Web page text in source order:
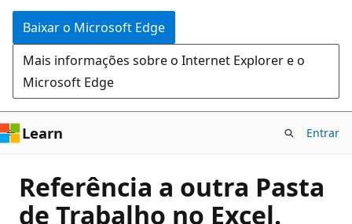
Baixar o Microsoft Edge
Mais informações sobre o Internet Explorer e o
Microsoft Edge
Learn Entrar
Referência a outra Pasta
de Trabalho no Excel.